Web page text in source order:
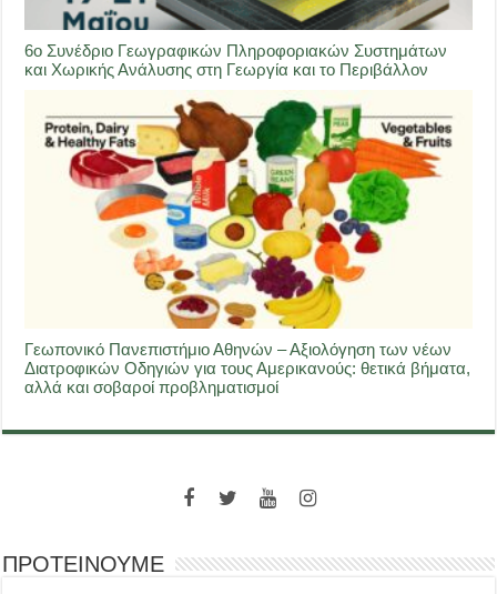
6ο Συνέδριο Γεωγραφικών Πληροφοριακών Συστημάτων
και Χωρικής Ανάλυσης στη Γεωργία και το Περιβάλλον
Γεωπονικό Πανεπιστήμιο Αθηνών – Αξιολόγηση των νέων
Διατροφικών Οδηγιών για τους Αμερικανούς: θετικά βήματα,
αλλά και σοβαροί προβληματισμοί
ΠΡΟΤΕΙΝΟΥΜΕ